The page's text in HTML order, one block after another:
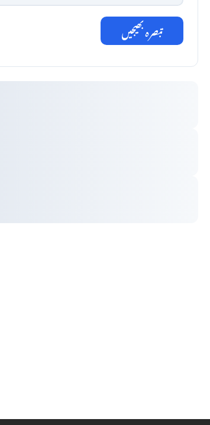
تبصرہ بھیجیں